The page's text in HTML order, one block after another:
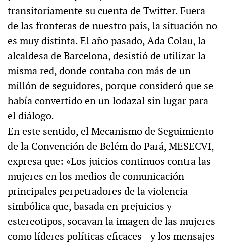
transitoriamente su cuenta de Twitter. Fuera
de las fronteras de nuestro país, la situación no
es muy distinta. El año pasado, Ada Colau, la
alcaldesa de Barcelona, desistió de utilizar la
misma red, donde contaba con más de un
millón de seguidores, porque consideró que se
había convertido en un lodazal sin lugar para
el diálogo.
En este sentido, el Mecanismo de Seguimiento
de la Convención de Belém do Pará, MESECVI,
expresa que: «Los juicios continuos contra las
mujeres en los medios de comunicación –
principales perpetradores de la violencia
simbólica que, basada en prejuicios y
estereotipos, socavan la imagen de las mujeres
como líderes políticas eficaces– y los mensajes